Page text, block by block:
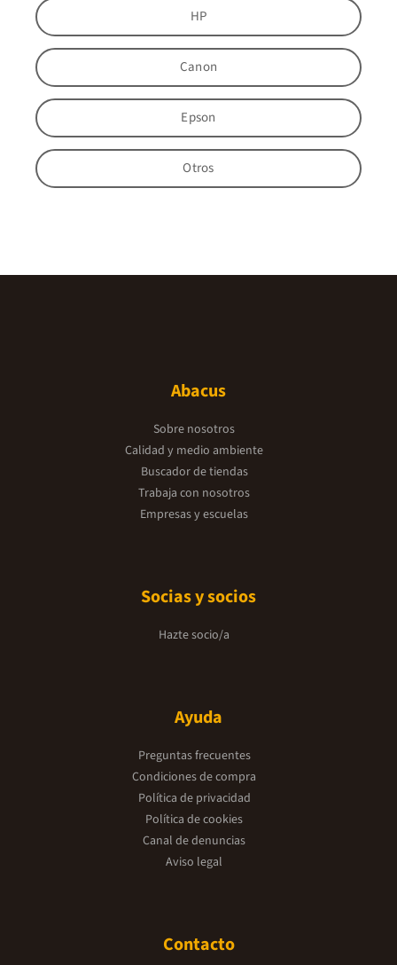
HP
Canon
Epson
Otros
Abacus
Sobre nosotros
Calidad y medio ambiente
Buscador de tiendas
Trabaja con nosotros
Empresas y escuelas
Socias y socios
Hazte socio/a
Ayuda
Preguntas frecuentes
Condiciones de compra
Política de privacidad
Política de cookies
Canal de denuncias
Aviso legal
Contacto